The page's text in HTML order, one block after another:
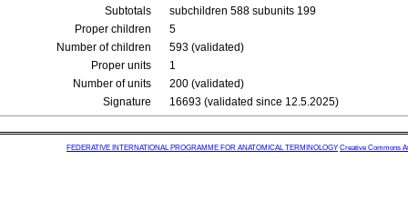
Subtotals
subchildren 588 subunits 199
Proper children
5
Number of children
593 (validated)
Proper units
1
Number of units
200 (validated)
Signature
16693 (validated since 12.5.2025)
FEDERATIVE INTERNATIONAL PROGRAMME FOR ANATOMICAL TERMINOLOGY Creative Commons